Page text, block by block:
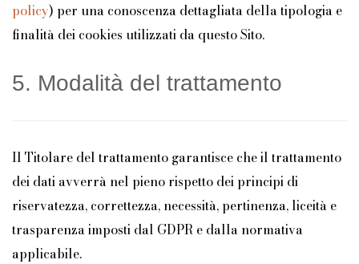
policy) per una conoscenza dettagliata della tipologia e
finalità dei cookies utilizzati da questo Sito.
5. Modalità del trattamento
Il Titolare del trattamento garantisce che il trattamento
dei dati avverrà nel pieno rispetto dei principi di
riservatezza, correttezza, necessità, pertinenza, liceità e
trasparenza imposti dal GDPR e dalla normativa
applicabile.